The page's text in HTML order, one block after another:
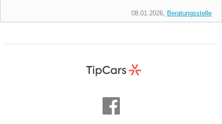
08.01.2026, Beratungsstelle